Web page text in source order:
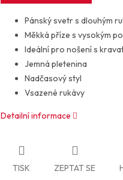
Pánský svetr s dlouhým
Měkká příze s vysokým
Ideální pro nošení s
Jemná pletenina
Nadčasový styl
Vsazené rukávy
Detailní informace
TISK ZEPTAT SE